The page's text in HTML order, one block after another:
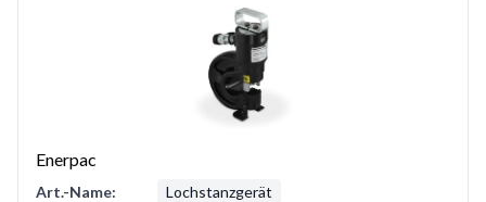
Enerpac
Art.-Name:
Lochstanzgerät